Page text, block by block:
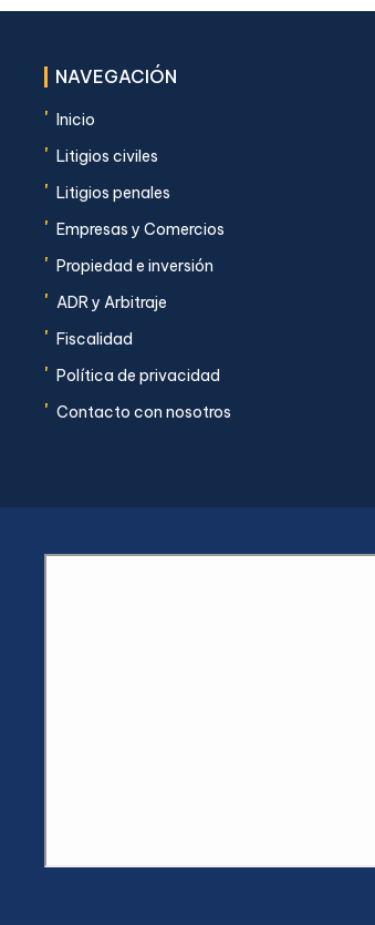
NAVEGACIÓN
' Inicio
' Litigios civiles
' Litigios penales
' Empresas y Comercios
' Propiedad e inversión
' ADR y Arbitraje
' Fiscalidad
' Política de privacidad
' Contacto con nosotros